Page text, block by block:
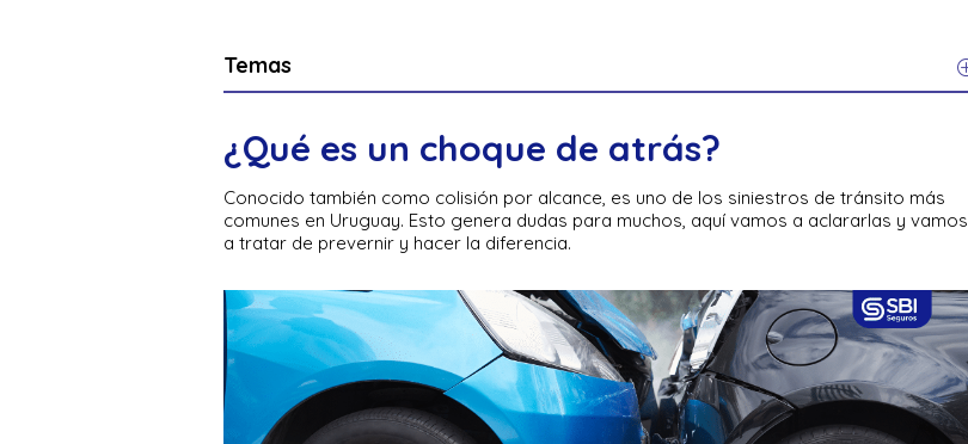
Temas
¿Qué es un choque de atrás?
Conocido también como colisión por alcance, es uno de los siniestros de tránsito más
comunes en Uruguay. Esto genera dudas para muchos, aquí vamos a aclararlas y vamos
a tratar de prevernir y hacer la diferencia.